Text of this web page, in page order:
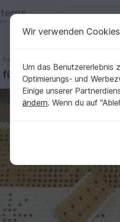
Ideen
Festlichkeiten
Platzdeckchen, Bestecktasche und
Set Platzdeckchen,
Wir verwenden Cookies
Um das Benutzererlebnis
Optimierungs- und
Einige unserer
ändern. Wenn du auf